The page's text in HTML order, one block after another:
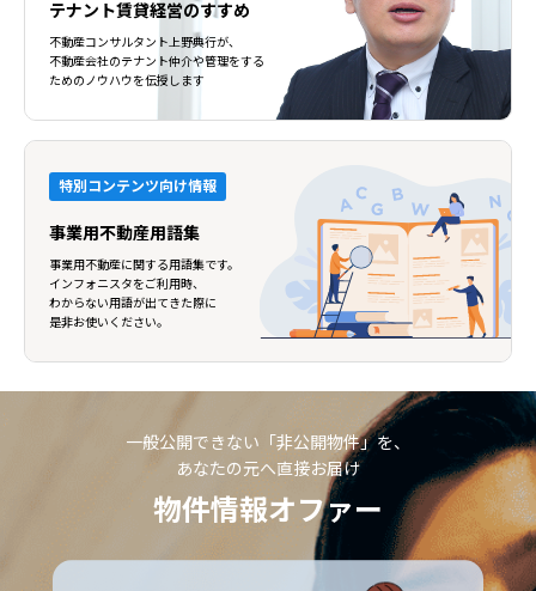
テナント賃貸経営のすすめ
不動産コンサルタント上野典行が、
不動産会社のテナント仲介や管理をする
ためのノウハウを伝授します
特別コンテンツ向け情報
事業用不動産用語集
事業用不動産に関する用語集です。
インフォニスタをご利用時、
わからない用語が出てきた際に
是非お使いください。
一般公開できない「非公開物件」を、
あなたの元へ直接お届け
物件情報オファー